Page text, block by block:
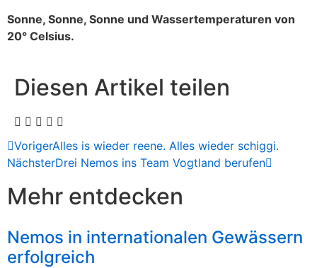
Sonne, Sonne, Sonne und Wassertemperaturen von
20° Celsius.
Diesen Artikel teilen
VorigerAlles is wieder reene. Alles wieder schiggi.
NächsterDrei Nemos ins Team Vogtland berufen
Mehr entdecken
Nemos in internationalen Gewässern
erfolgreich